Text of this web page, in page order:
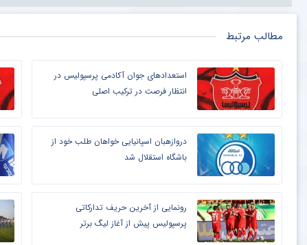
مطالب مرتبط
استعدادهای جوان آکادمی پرسپولیس در
انتظار فرصت در ترکیب اصلی
دروازهبان اسپانیایی خواهان طلب خود از
باشگاه استقلال شد
رونمایی از آخرین حریف تدارکاتی
پرسپولیس پیش از آغاز لیگ برتر